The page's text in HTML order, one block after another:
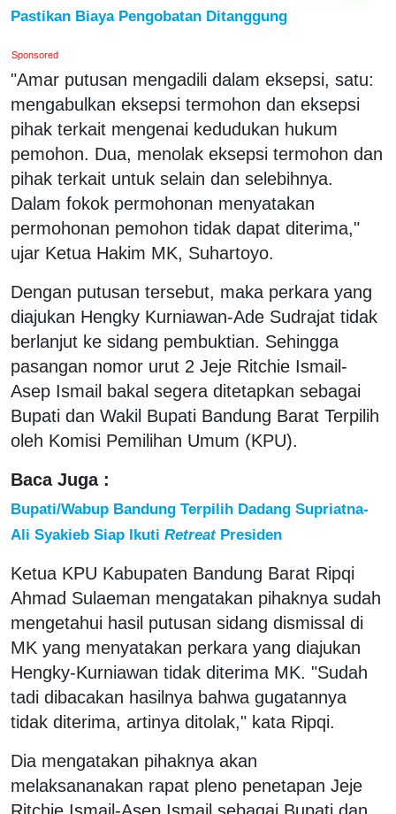
Pastikan Biaya Pengobatan Ditanggung
Sponsored
"Amar putusan mengadili dalam eksepsi, satu:
mengabulkan eksepsi termohon dan eksepsi
pihak terkait mengenai kedudukan hukum
pemohon. Dua, menolak eksepsi termohon dan
pihak terkait untuk selain dan selebihnya.
Dalam fokok permohonan menyatakan
permohonan pemohon tidak dapat diterima,"
ujar Ketua Hakim MK, Suhartoyo.
Dengan putusan tersebut, maka perkara yang
diajukan Hengky Kurniawan-Ade Sudrajat tidak
berlanjut ke sidang pembuktian. Sehingga
pasangan nomor urut 2 Jeje Ritchie Ismail-
Asep Ismail bakal segera ditetapkan sebagai
Bupati dan Wakil Bupati Bandung Barat Terpilih
oleh Komisi Pemilihan Umum (KPU).
Baca Juga :
Bupati/Wabup Bandung Terpilih Dadang Supriatna-
Ali Syakieb Siap Ikuti RetreatPresiden
Ketua KPU Kabupaten Bandung Barat Ripqi
Ahmad Sulaeman mengatakan pihaknya sudah
mengetahui hasil putusan sidang dismissal di
MK yang menyatakan perkara yang diajukan
Hengky-Kurniawan tidak diterima MK. "Sudah
tadi dibacakan hasilnya bahwa gugatannya
tidak diterima, artinya ditolak," kata Ripqi.
Dia mengatakan pihaknya akan
melaksananakan rapat pleno penetapan Jeje